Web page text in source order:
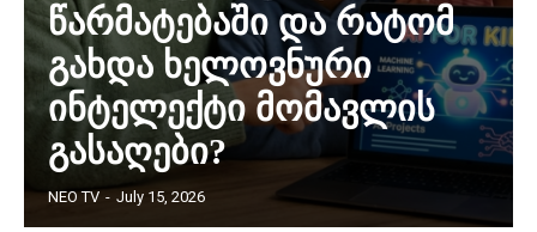
წარმატებაში და რატომ
გახდა ხელოვნური
ინტელექტი მომავლის
გასაღები?
NEO TV - July 15, 2026